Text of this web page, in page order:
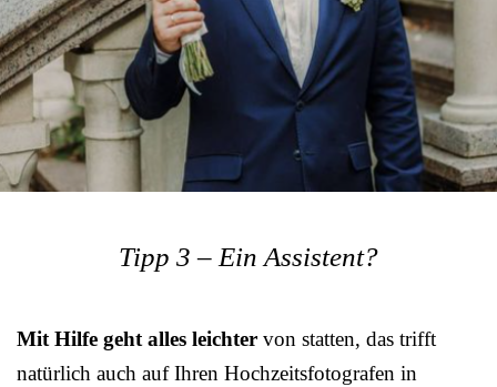
Tipp 3 – Ein Assistent?
Mit Hilfe geht alles leichter von statten, das trifft
natürlich auch auf Ihren Hochzeitsfotografen in